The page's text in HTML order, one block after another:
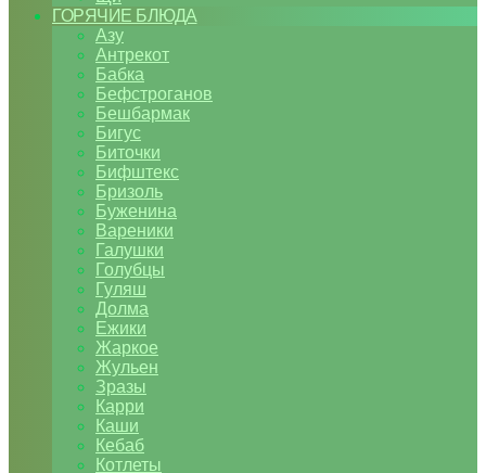
ГОРЯЧИЕ БЛЮДА
Азу
Антрекот
Бабка
Бефстроганов
Бешбармак
Бигус
Биточки
Бифштекс
Бризоль
Буженина
Вареники
Галушки
Голубцы
Гуляш
Долма
Ежики
Жаркое
Жульен
Зразы
Карри
Каши
Кебаб
Котлеты